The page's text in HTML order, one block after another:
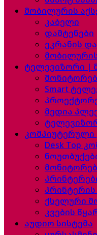
მობილურის
კაბელი
დამტენები
ეკრანის
ტელევიზორი |
Smart
მედია
კომპიუტერული
Desk Top
პრინტერის
ქსელური
კვების
აუდიო სისტემა